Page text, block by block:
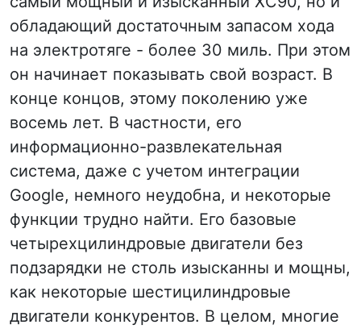
обладающий достаточным запасом хода
на электротяге - более 30 миль. При этом
он начинает показывать свой возраст. В
конце концов, этому поколению уже
восемь лет. В частности, его
информационно-развлекательная
система, даже с учетом интеграции
Google, немного неудобна, и некоторые
функции трудно найти. Его базовые
четырехцилиндровые двигатели без
подзарядки не столь изысканны и мощны,
как некоторые шестицилиндровые
двигатели конкурентов. В целом, многие